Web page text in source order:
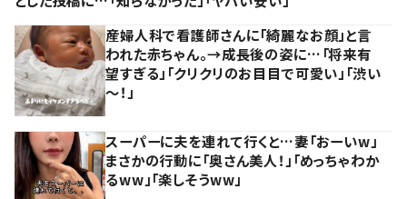
産婦人科で看護師さんに「綺麗なお顔」と言
われた赤ちゃん。→成長後の姿に…「将来有
望すぎる」「クリクリのお目目で可愛い」「渋い
～！」
スーパーに夫を連れて行くと…妻「おーいw」
まさかの行動に「奥さん美人！」「めっちゃわか
るww」「楽しそうww」